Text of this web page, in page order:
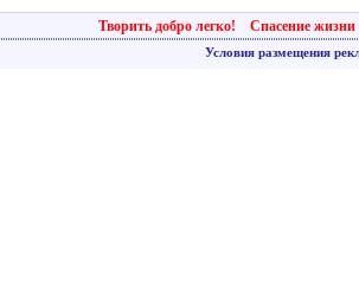
Творить добро легко! Спасение жизни
Условия размещения